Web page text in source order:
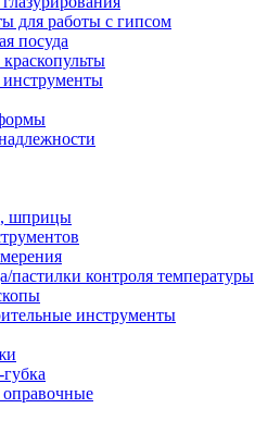
для работы с гипсом
посуда
шприцы
пастилки контроля температуры
инструменты